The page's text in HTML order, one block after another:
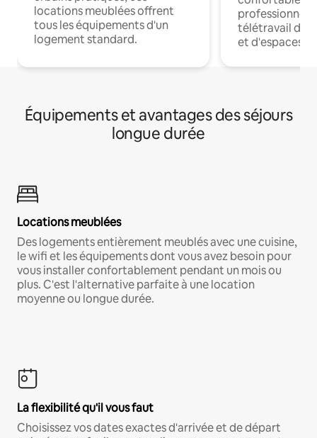
locations meublées offrent
tous les équipements d'un
logement standard.
professionnels
télétravail
et d'espaces
Équipements et avantages des séjours
longue durée
Locations meublées
Des logements entièrement meublés avec une cuisine,
le wifi et les équipements dont vous avez besoin pour
vous installer confortablement pendant un mois ou
plus. C'est l'alternative parfaite à une location
moyenne ou longue durée.
La flexibilité qu'il vous faut
Choisissez vos dates exactes d'arrivée et de départ